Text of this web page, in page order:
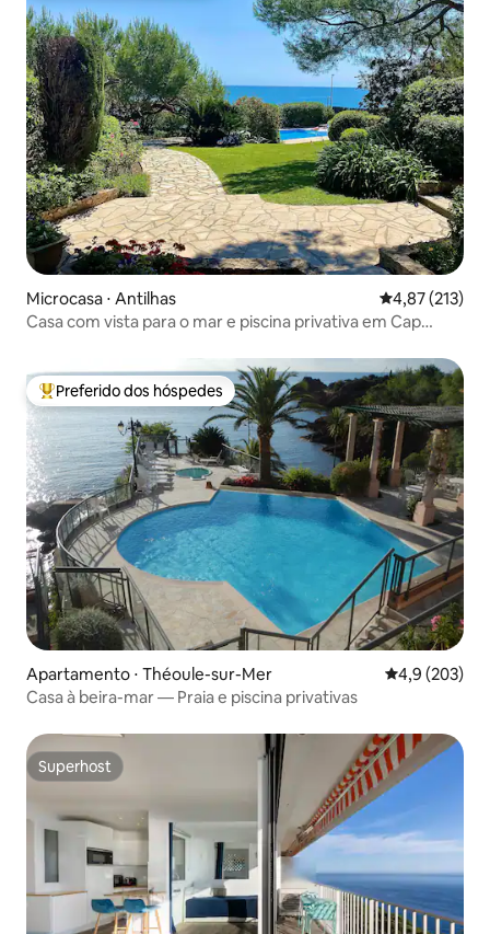
Microcasa ⋅ Antilhas 4,87 de uma
4,87 (213)
Casa com vista para o mar e piscina privativa em Cap
Entre os melhores preferidos dos hóspedes
Preferido dos hóspedes
Apartamento ⋅ Théoule-sur-Mer 4,9 de uma
4,9 (203)
Casa à beira-mar — Praia e piscina privativas
Superhost
Superhost